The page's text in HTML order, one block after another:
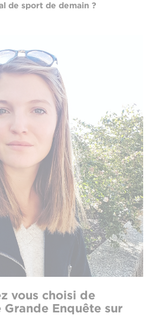
de sport de demain ?
vous choisi de
Enquête sur